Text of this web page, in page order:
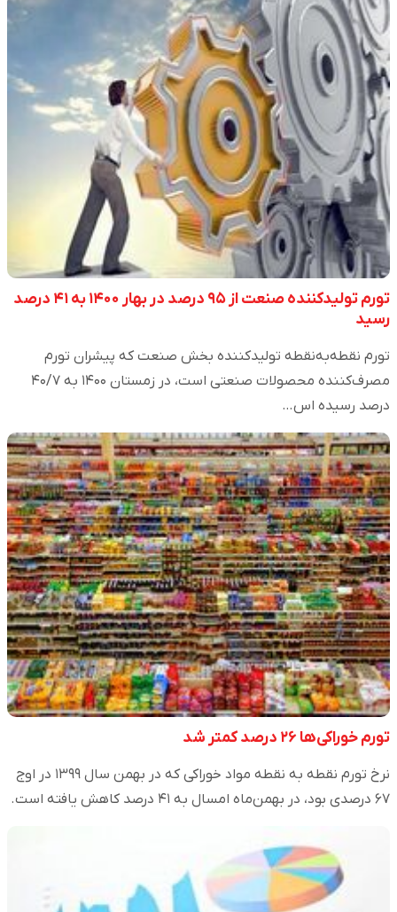
تورم تولیدکننده صنعت از ۹۵ درصد در بهار ۱۴۰۰ به ۴۱ درصد
رسید
تورم نقطه‌به‌نقطه تولیدکننده بخش صنعت که پیشران تورم
مصرف‌کننده محصولات صنعتی است، در زمستان ۱۴۰۰ به ۴۰/۷
درصد رسیده اس…
تورم خوراکی‌ها ۲۶ درصد کمتر شد
نرخ تورم نقطه به نقطه مواد خوراکی که در بهمن سال ۱۳۹۹ در اوج
۶۷ درصدی بود، در بهمن‌ماه امسال به ۴۱ درصد کاهش یافته است.